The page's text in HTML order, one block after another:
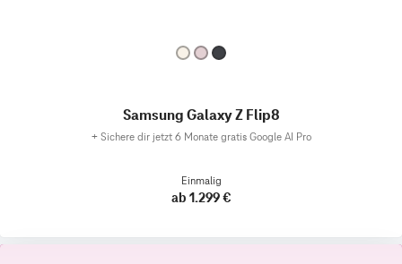
Samsung Galaxy Z Flip8
+ Sichere dir jetzt 6 Monate gratis Google AI Pro
Einmalig
ab 1.299 €